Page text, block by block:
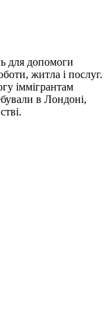
для допомоги
житла і послуг.
іммігрантам
в Лондоні,